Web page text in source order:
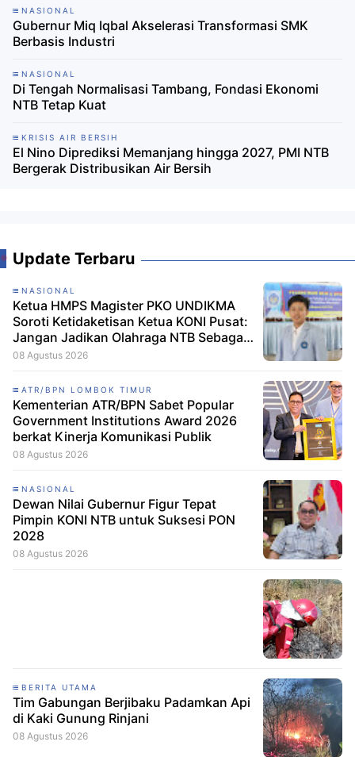
NASIONAL
Gubernur Miq Iqbal Akselerasi Transformasi SMK
Berbasis Industri
NASIONAL
Di Tengah Normalisasi Tambang, Fondasi Ekonomi
NTB Tetap Kuat
KRISIS AIR BERSIH
El Nino Diprediksi Memanjang hingga 2027, PMI NTB
Bergerak Distribusikan Air Bersih
Update Terbaru
NASIONAL
Ketua HMPS Magister PKO UNDIKMA
Soroti Ketidaketisan Ketua KONI Pusat:
Jangan Jadikan Olahraga NTB Sebagai
Arena Kepentingan Sesaat
08 Agustus 2026
ATR/BPN LOMBOK TIMUR
Kementerian ATR/BPN Sabet Popular
Government Institutions Award 2026
berkat Kinerja Komunikasi Publik
08 Agustus 2026
NASIONAL
Dewan Nilai Gubernur Figur Tepat
Pimpin KONI NTB untuk Suksesi PON
2028
08 Agustus 2026
BERITA UTAMA
Tim Gabungan Berjibaku Padamkan Api
di Kaki Gunung Rinjani
08 Agustus 2026